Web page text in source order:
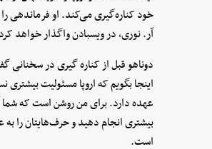
خود کناره‌گیری می‌کند. او فرماندهی
آر. نوری، در ویسبادن واگذار خواهد
دوناهو قبل از کناره گیری در
عهده دارد. برای من روشن است که شما
بیشتری انجام دهید و حرف‌هایتان را به
است.